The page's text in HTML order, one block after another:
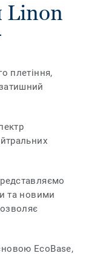
Linon
плетіння,
та новими
EcoBase,